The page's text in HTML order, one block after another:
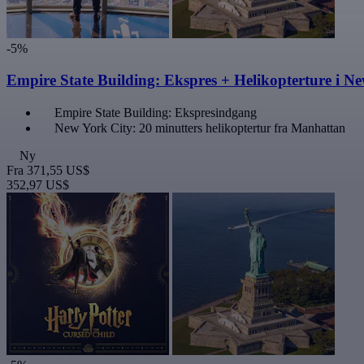
-5%
Empire State Building: Ekspres + Helikopterture i
Empire State Building: Ekspresindgang
New York City: 20 minutters helikoptertur fra Manhattan
Ny
Fra 371,55 US$
352,97 US$